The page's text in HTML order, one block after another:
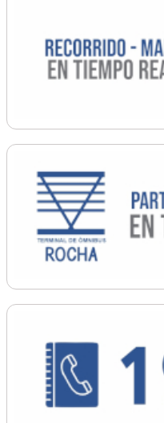
Ordenamiento
Promoción Social
Salud
Secretaría General